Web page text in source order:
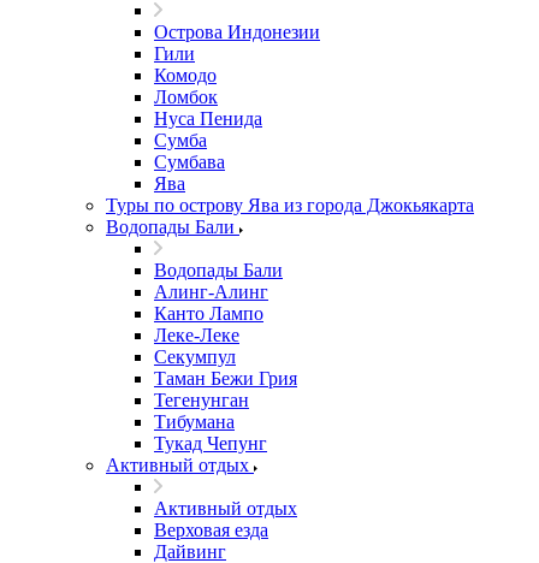
Острова Индонезии
Гили
Комодо
Ломбок
Нуса Пенида
Сумба
Сумбава
Ява
Туры по острову Ява из города Джокьякарта
Водопады Бали
Водопады Бали
Алинг-Алинг
Канто Лампо
Леке-Леке
Секумпул
Таман Бежи Грия
Тегенунган
Тибумана
Тукад Чепунг
Активный отдых
Активный отдых
Верховая езда
Дайвинг